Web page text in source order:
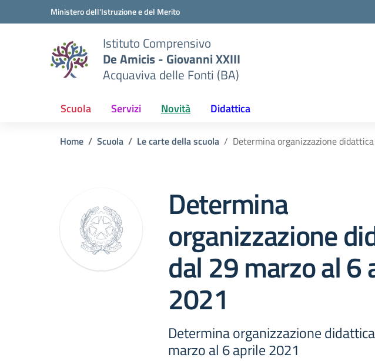
Vai ai contenuti
Vai al menu di navigazioneMinistero dell'Istruzione e del Merito
Istituto Comprensivo
De Amicis - Giovanni XXIII
Acquaviva delle Fonti (BA)
Scuola Servizi Novità Didattica
Home Scuola Le carte della scuola Determina organizzazione
Determina
organizzazione
dal 29 marzo al 6
2021
Determina organizzazione
marzo al 6 aprile 2021